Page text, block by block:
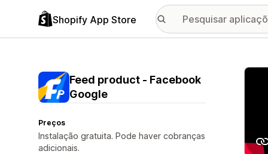
Shopify App Store
Feed product ‑ Facebook
Google
Preços
Instalação gratuita. Pode haver cobranças
adicionais.